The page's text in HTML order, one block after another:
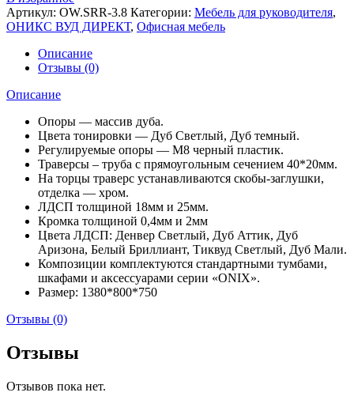
Артикул: OW.SRR-3.8 Категории: Мебель для руководителя,
ОНИКС ВУД ДИРЕКТ, Офисная мебель
Описание
Отзывы (0)
Описание
Опоры — массив дуба.
Цвета тонировки — Дуб Светлый, Дуб темный.
Регулируемые опоры — М8 черный пластик.
Траверсы – труба с прямоугольным сечением 40*20мм.
На торцы траверс устанавливаются скобы-заглушки,
отделка — хром.
ЛДСП толщиной 18мм и 25мм.
Кромка толщиной 0,4мм и 2мм
Цвета ЛДСП: Денвер Светлый, Дуб Аттик, Дуб
Аризона, Белый Бриллиант, Тиквуд Светлый, Дуб Мали.
Композиции комплектуются стандартными тумбами,
шкафами и аксессуарами серии «ONIX».
Размер: 1380*800*750
Отзывы (0)
Отзывы
Отзывов пока нет.